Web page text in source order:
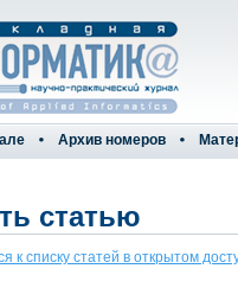
Архив номеров
статью
к списку статей в открытом